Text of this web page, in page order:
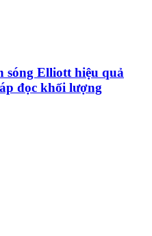
sóng Elliott hiệu quả
đọc khối lượng